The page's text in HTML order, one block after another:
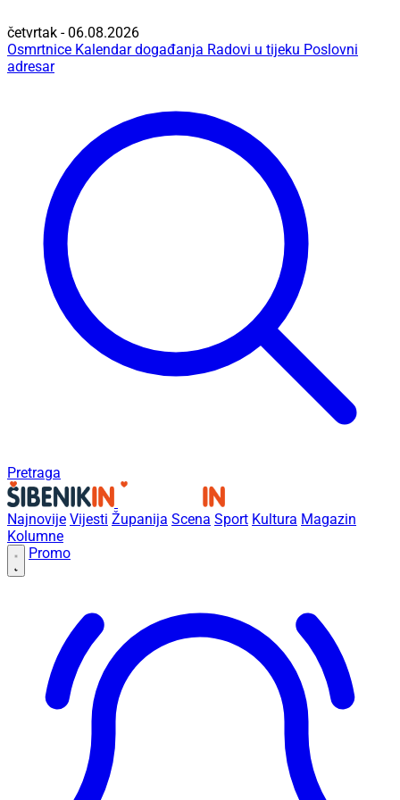
četvrtak - 06.08.2026
Osmrtnice Kalendar događanja Radovi u tijeku Poslovni
adresar
Pretraga
Najnovije Vijesti Županija Scena Sport Kultura Magazin
Kolumne
Promo